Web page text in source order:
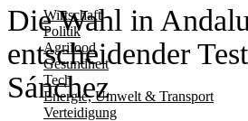
Wirtschaft
Politik
Agrifood
Gesundheit
Tech
Energie, Umwelt & Transport
Verteidigung
Die Wahl in
entscheidender
Sánchez